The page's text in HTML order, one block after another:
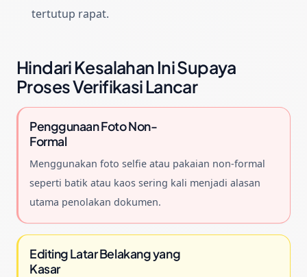
tertutup rapat.
Hindari Kesalahan Ini Supaya
Proses Verifikasi Lancar
Penggunaan Foto Non-
Formal
Menggunakan foto selfie atau pakaian non-formal
seperti batik atau kaos sering kali menjadi alasan
utama penolakan dokumen.
Editing Latar Belakang yang
Kasar